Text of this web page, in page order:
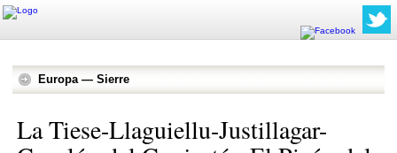
Europa — Sierre
La Tiese-Llaguiellu-Justillagar-